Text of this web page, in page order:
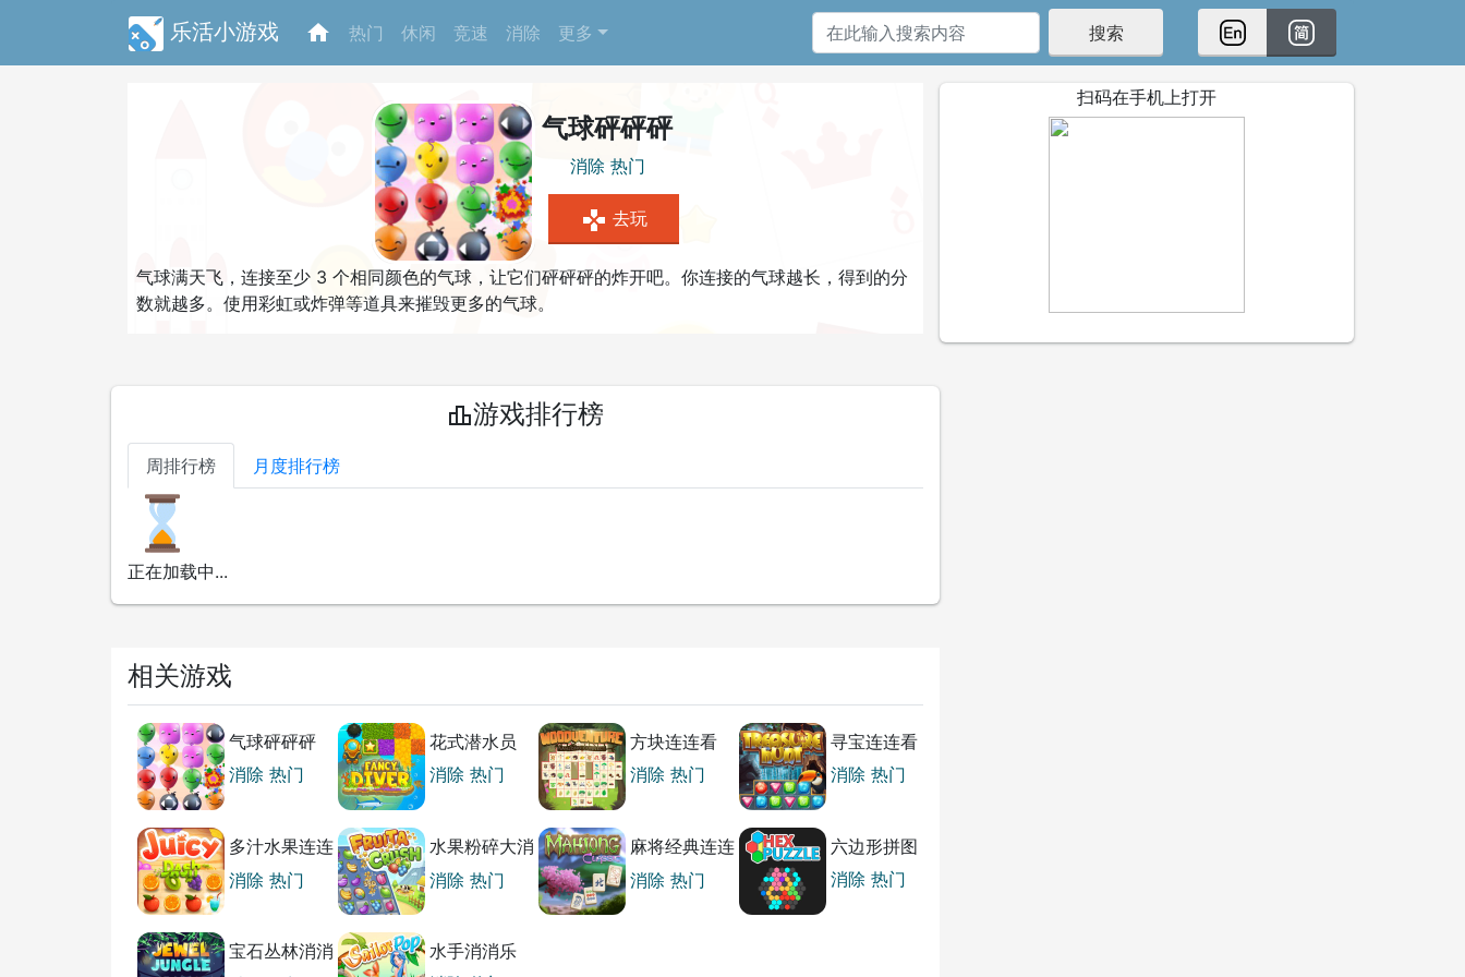
乐活小游戏 home 热门 休闲 竞速 消除 更多 搜索
气球砰砰砰
消除 热门
gamepad 去玩
气球满天飞，连接至少 3 个相同颜色的气球，让它们砰砰砰的炸开吧。你连接的气球越长，得到的分
数就越多。使用彩虹或炸弹等道具来摧毁更多的气球。
扫码在手机上打开
leaderboard游戏排行榜
周排行榜 月度排行榜
正在加载中...
相关游戏
气球砰砰砰
消除 热门
花式潜水员
消除 热门
方块连连看
消除 热门
寻宝连连看
消除 热门
多汁水果连连
看
消除 热门
水果粉碎大消
除
消除 热门
麻将经典连连
看
消除 热门
六边形拼图
消除 热门
宝石丛林消消
乐
水手消消乐